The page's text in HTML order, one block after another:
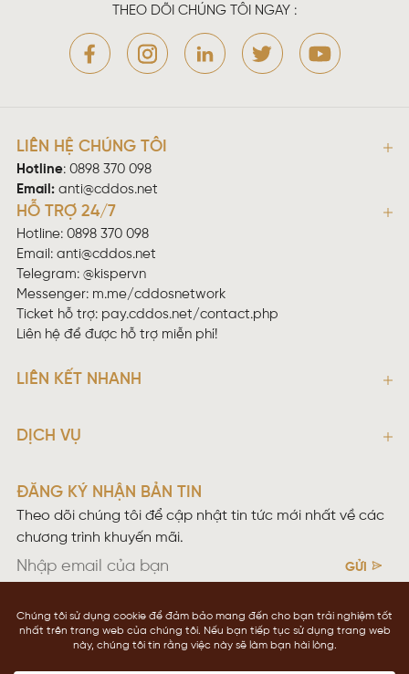
THEO DÕI CHÚNG TÔI NGAY :
LIÊN HỆ CHÚNG TÔI
Hotline: 0898 370 098
Email: anti@cddos.net
HỖ TRỢ 24/7
Hotline: 0898 370 098
Email: anti@cddos.net
Telegram: @kispervn
Messenger: m.me/cddosnetwork
Ticket hỗ trợ: pay.cddos.net/contact.php
Liên hệ để được hỗ trợ miễn phí!
LIÊN KẾT NHANH
DỊCH VỤ
ĐĂNG KÝ NHẬN BẢN TIN
Theo dõi chúng tôi để cập nhật tin tức mới nhất về các
chương trình khuyến mãi.
GỬI
Điều khoản sử dụng
Chính sách bảo mật